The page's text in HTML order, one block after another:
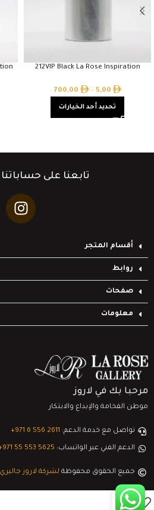
212VIP Black La Rose Inspiration
5,00
–
700,00
تحديد أحد الخيارات
تابعنا على
أقسام المتجر
روابط
صفحات
معلومات
مرحبا بك في لاروز
موطن الفخامة والإبداع والابتكار
تواصل مع خدمة الدعم: ‎+971 6 556 2611
الدعم الفني عبر الواتساب: 55 553 5625
جميع الحقوق محفوظة لشركة لاروز جاليري